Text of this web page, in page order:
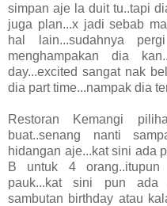
simpan aje la duit tu..tapi
juga plan...x jadi sebab
hal lain...sudahnya
menghampakan dia
day...excited sangat nak
dia part time...nampak dia
Restoran Kemangi
buat..senang nanti
hidangan aje...kat sini ada
B untuk 4
pauk...kat sini pun ada
sambutan birthday atau